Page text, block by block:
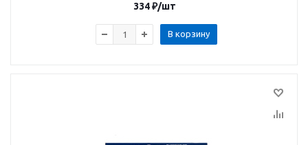
334₽/шт
В корзину